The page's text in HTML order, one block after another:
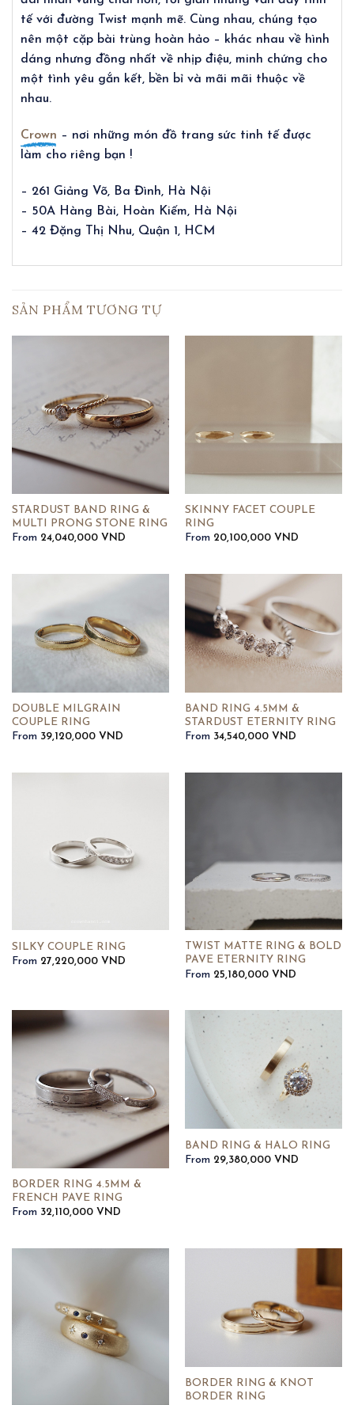
tế với đường Twist mạnh mẽ. Cùng nhau, chúng tạo
nên một cặp bài trùng hoàn hảo – khác nhau về hình
dáng nhưng đồng nhất về nhịp điệu, minh chứng cho
một tình yêu gắn kết, bền bỉ và mãi mãi thuộc về
nhau.
Crown – nơi những món đồ trang sức tinh tế được
làm cho riêng bạn !
– 261 Giảng Võ, Ba Đình, Hà Nội
– 50A Hàng Bài, Hoàn Kiếm, Hà Nội
– 42 Đặng Thị Nhu, Quận 1, HCM
SẢN PHẨM TƯƠNG TỰ
STARDUST BAND RING &
MULTI PRONG STONE RING
From 24,040,000 VND
SKINNY FACET COUPLE
RING
From 20,100,000 VND
DOUBLE MILGRAIN
COUPLE RING
From 39,120,000 VND
BAND RING 4.5MM &
STARDUST ETERNITY RING
From 34,540,000 VND
SILKY COUPLE RING
From 27,220,000 VND
TWIST MATTE RING & BOLD
PAVE ETERNITY RING
From 25,180,000 VND
BORDER RING 4.5MM &
FRENCH PAVE RING
From 32,110,000 VND
BAND RING & HALO RING
From 29,380,000 VND
BORDER RING & KNOT
BORDER RING